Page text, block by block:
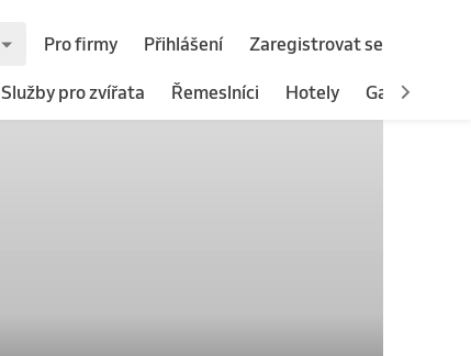
Pro firmy Přihlášení Zaregistrovat se
Služby pro zvířata Řemeslníci Hotely Gastronomie